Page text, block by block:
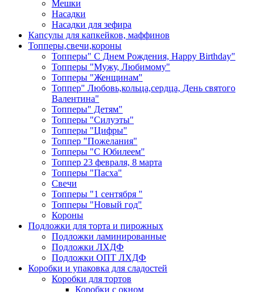
Мешки
Насадки
Насадки для зефира
Капсулы для капкейков, маффинов
Топперы,свечи,короны
Топперы" С Днем Рождения, Happy Birthday"
Топперы "Мужу, Любимому"
Топперы "Женщинам"
Топпер" Любовь,кольца,сердца, День святого
Валентина"
Топперы" Детям"
Топперы "Силуэты"
Топперы "Цифры"
Топпер "Пожелания"
Топперы "С Юбилеем"
Топпер 23 февраля, 8 марта
Топперы "Пасха"
Свечи
Топперы "1 сентября "
Топперы "Новый год"
Короны
Подложки для торта и пирожных
Подложки ламинированные
Подложки ЛХДФ
Подложки ОПТ ЛХДФ
Коробки и упаковка для сладостей
Коробки для тортов
Коробки с окном